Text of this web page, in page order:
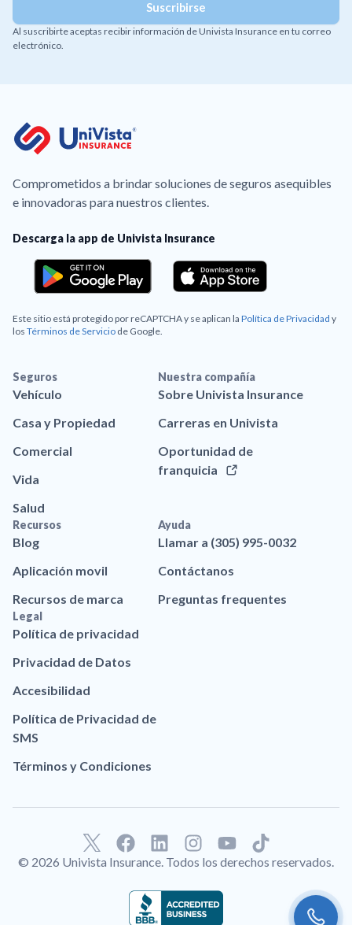
Al suscribirte aceptas recibir información de Univista Insurance en tu correo
electrónico.
Comprometidos a brindar soluciones de seguros asequibles
e innovadoras para nuestros clientes.
Descarga la app de Univista Insurance
Este sitio está protegido por reCAPTCHA y se aplican la Política de Privacidad y
los Términos de Servicio de Google.
Seguros
Vehículo
Casa y Propiedad
Comercial
Vida
Salud
Nuestra compañía
Sobre Univista Insurance
Carreras en Univista
Oportunidad de
franquicia
Recursos
Blog
Aplicación movil
Recursos de marca
Ayuda
Llamar a (305) 995-0032
Contáctanos
Preguntas frequentes
Legal
Política de privacidad
Privacidad de Datos
Accesibilidad
Política de Privacidad de
SMS
Términos y Condiciones
F
a
e
L
i
k
e
I
n
t
a
Y
o
T
i
© 2026 Univista Insurance. Todos los derechos reservados.